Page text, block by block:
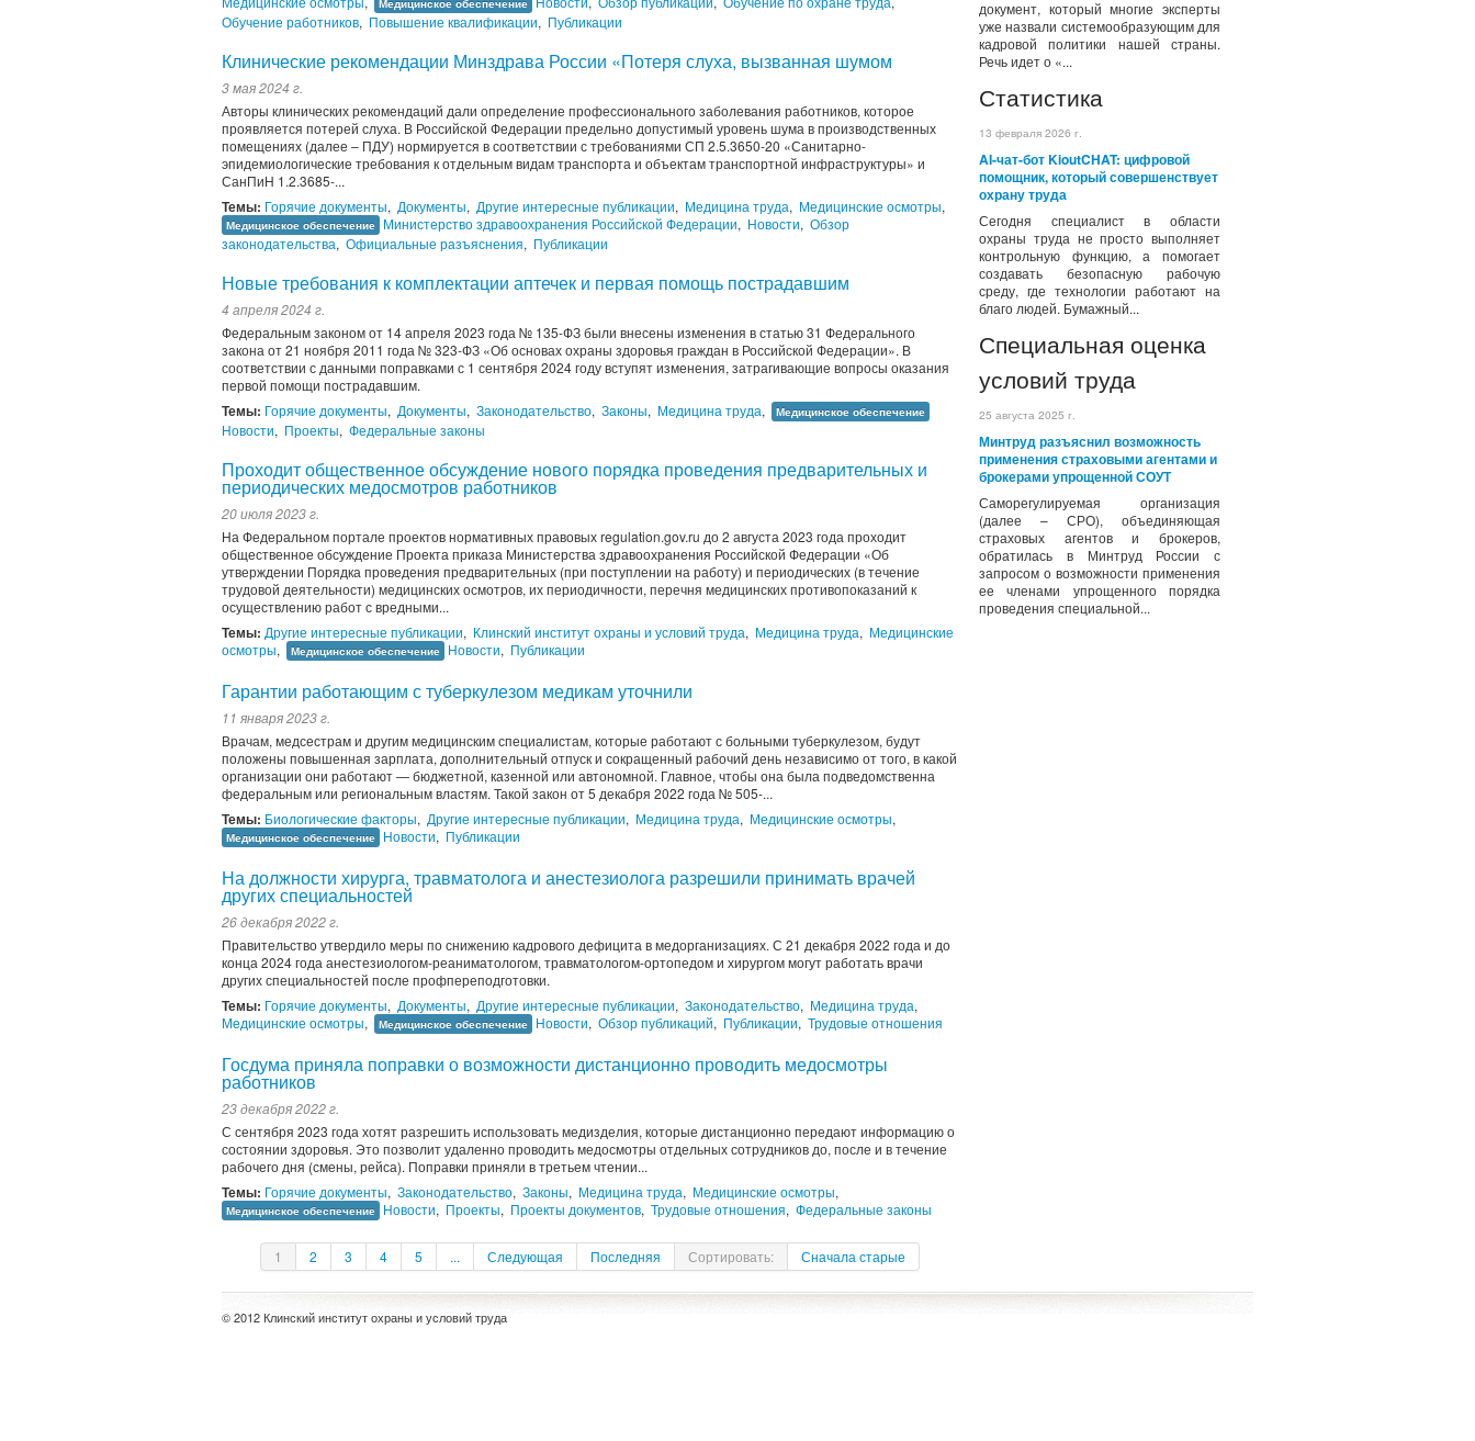
документ, который многие эксперты
уже назвали системообразующим для
кадровой политики нашей страны.
Речь идет о «...
Статистика
13 февраля 2026 г.
AI-чат-бот KioutCHAT: цифровой
помощник, который совершенствует
охрану труда
Сегодня специалист в области
охраны труда не просто выполняет
контрольную функцию, а помогает
создавать безопасную рабочую
среду, где технологии работают на
благо людей. Бумажный...
Специальная оценка
условий труда
25 августа 2025 г.
Минтруд разъяснил возможность
применения страховыми агентами и
брокерами упрощенной СОУТ
Саморегулируемая организация
(далее – СРО), объединяющая
страховых агентов и брокеров,
обратилась в Минтруд России с
запросом о возможности применения
ее членами упрощенного порядка
проведения специальной...
Медицинское обеспечение
Обучение работников, Повышение квалификации, Публикации
Клинические рекомендации Минздрава России «Потеря слуха, вызванная шумом
3 мая 2024 г.
Авторы клинических рекомендаций дали определение профессионального заболевания работников, которое
проявляется потерей слуха. В Российской Федерации предельно допустимый уровень шума в производственных
помещениях (далее – ПДУ) нормируется в соответствии с требованиями СП 2.5.3650-20 «Санитарно-
эпидемиологические требования к отдельным видам транспорта и объектам транспортной инфраструктуры» и
СанПиН 1.2.3685-...
Темы: Горячие документы, Документы, Другие интересные публикации, Медицина труда, Медицинские осмотры,
Медицинское обеспечение Министерство здравоохранения Российской Федерации, Новости, Обзор
законодательства, Официальные разъяснения, Публикации
Новые требования к комплектации аптечек и первая помощь пострадавшим
4 апреля 2024 г.
Федеральным законом от 14 апреля 2023 года № 135-ФЗ были внесены изменения в статью 31 Федерального
закона от 21 ноября 2011 года № 323-ФЗ «Об основах охраны здоровья граждан в Российской Федерации». В
соответствии с данными поправками с 1 сентября 2024 году вступят изменения, затрагивающие вопросы оказания
первой помощи пострадавшим.
Темы: Горячие документы, Документы, Законодательство, Законы, Медицина труда, Медицинское обеспечение
Новости, Проекты, Федеральные законы
Проходит общественное обсуждение нового порядка проведения предварительных и
периодических медосмотров работников
20 июля 2023 г.
На Федеральном портале проектов нормативных правовых regulation.gov.ru до 2 августа 2023 года проходит
общественное обсуждение Проекта приказа Министерства здравоохранения Российской Федерации «Об
утверждении Порядка проведения предварительных (при поступлении на работу) и периодических (в течение
трудовой деятельности) медицинских осмотров, их периодичности, перечня медицинских противопоказаний к
осуществлению работ с вредными...
Темы: Другие интересные публикации, Клинский институт охраны и условий труда, Медицина труда, Медицинские
осмотры, Медицинское обеспечение Новости, Публикации
Гарантии работающим с туберкулезом медикам уточнили
11 января 2023 г.
Врачам, медсестрам и другим медицинским специалистам, которые работают с больными туберкулезом, будут
положены повышенная зарплата, дополнительный отпуск и сокращенный рабочий день независимо от того, в какой
организации они работают — бюджетной, казенной или автономной. Главное, чтобы она была подведомственна
федеральным или региональным властям. Такой закон от 5 декабря 2022 года № 505-...
Темы: Биологические факторы, Другие интересные публикации, Медицина труда, Медицинские осмотры,
Медицинское обеспечение Новости, Публикации
На должности хирурга, травматолога и анестезиолога разрешили принимать врачей
других специальностей
26 декабря 2022 г.
Правительство утвердило меры по снижению кадрового дефицита в медорганизациях. С 21 декабря 2022 года и до
конца 2024 года анестезиологом-реаниматологом, травматологом-ортопедом и хирургом могут работать врачи
других специальностей после профпереподготовки.
Темы: Горячие документы, Документы, Другие интересные публикации, Законодательство, Медицина труда,
Медицинские осмотры, Медицинское обеспечение Новости, Обзор публикаций, Публикации, Трудовые отношения
Госдума приняла поправки о возможности дистанционно проводить медосмотры
работников
23 декабря 2022 г.
С сентября 2023 года хотят разрешить использовать медизделия, которые дистанционно передают информацию о
состоянии здоровья. Это позволит удаленно проводить медосмотры отдельных сотрудников до, после и в течение
рабочего дня (смены, рейса). Поправки приняли в третьем чтении...
Темы: Горячие документы, Законодательство, Законы, Медицина труда, Медицинские осмотры,
Медицинское обеспечение Новости, Проекты, Проекты документов, Трудовые отношения, Федеральные законы
1 2 3 4 5 ... Следующая Последняя Сортировать: Сначала старые
© 2012 Клинский институт охраны и условий труда